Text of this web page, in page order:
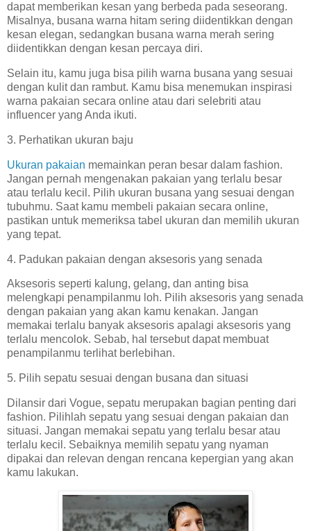
dapat memberikan kesan yang berbeda pada seseorang.
Misalnya, busana warna hitam sering diidentikkan dengan
kesan elegan, sedangkan busana warna merah sering
diidentikkan dengan kesan percaya diri.
Selain itu, kamu juga bisa pilih warna busana yang sesuai
dengan kulit dan rambut. Kamu bisa menemukan inspirasi
warna pakaian secara online atau dari selebriti atau
influencer yang Anda ikuti.
3. Perhatikan ukuran baju
Ukuran pakaian memainkan peran besar dalam fashion.
Jangan pernah mengenakan pakaian yang terlalu besar
atau terlalu kecil. Pilih ukuran busana yang sesuai dengan
tubuhmu. Saat kamu membeli pakaian secara online,
pastikan untuk memeriksa tabel ukuran dan memilih ukuran
yang tepat.
4. Padukan pakaian dengan aksesoris yang senada
Aksesoris seperti kalung, gelang, dan anting bisa
melengkapi penampilanmu loh. Pilih aksesoris yang senada
dengan pakaian yang akan kamu kenakan. Jangan
memakai terlalu banyak aksesoris apalagi aksesoris yang
terlalu mencolok. Sebab, hal tersebut dapat membuat
penampilanmu terlihat berlebihan.
5. Pilih sepatu sesuai dengan busana dan situasi
Dilansir dari Vogue, sepatu merupakan bagian penting dari
fashion. Pilihlah sepatu yang sesuai dengan pakaian dan
situasi. Jangan memakai sepatu yang terlalu besar atau
terlalu kecil. Sebaiknya memilih sepatu yang nyaman
dipakai dan relevan dengan rencana kepergian yang akan
kamu lakukan.